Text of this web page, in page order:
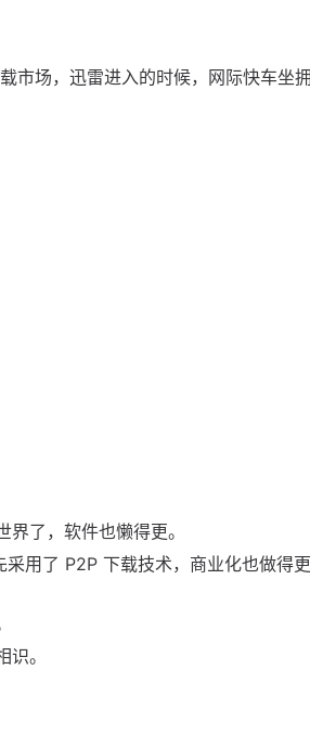
市场，迅雷进入的时候，网际快车坐
了，软件也懒得更。
用了 P2P 下载技术，商业化也做得
。